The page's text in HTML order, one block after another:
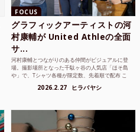
FOCUS
グラフィックアーティストの河
村康輔が United Athleの全面
サ...
河村康輔とつながりのある仲間がビジュアルに登
場。撮影場所となった千駄ヶ谷の人気店「ほそ島
や」で、Tシャツ各種が限定数、先着順で配布 こ
2026.2.27 ヒラバヤシ